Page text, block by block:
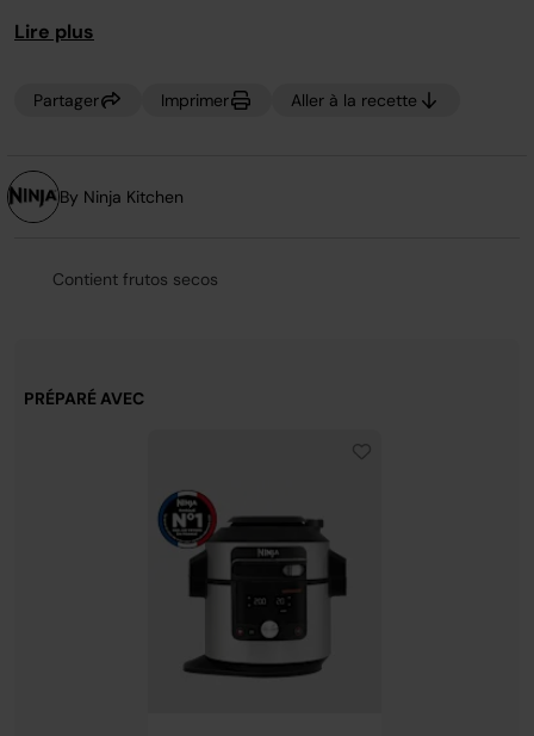
Lire plus
Partager Imprimer Aller à la recette
By Ninja Kitchen
Contient frutos secos
PRÉPARÉ AVEC